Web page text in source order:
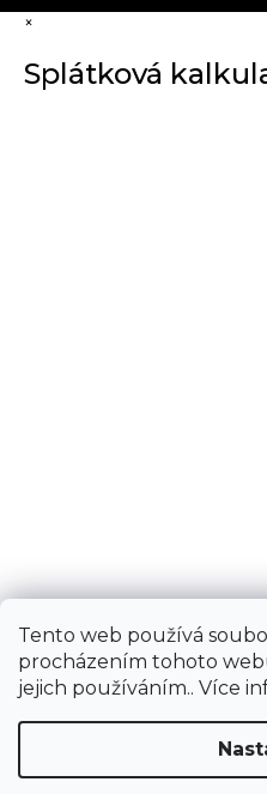
Tento web používá
procházením tohoto
jejich používáním.. Více
×
Splátková